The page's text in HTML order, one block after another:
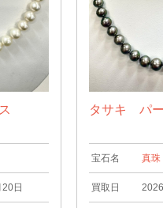
日
タサキ パ
宝石名 真珠
買取日